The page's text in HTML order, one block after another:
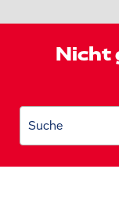
Nicht
Suche